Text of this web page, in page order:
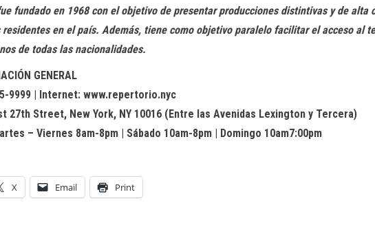
fundado en 1968 con el objetivo de presentar producciones distintivas y de alta
en el país. Además, tiene como objetivo paralelo facilitar el acceso al
de todas las nacionalidades.
GENERAL
9999 | Internet: www.repertorio.nyc
27th Street, New York, NY 10016 (Entre las Avenidas Lexington y Tercera)
– Viernes 8am-8pm | Sábado 10am-8pm | Domingo 10am7:00pm
X Email Print